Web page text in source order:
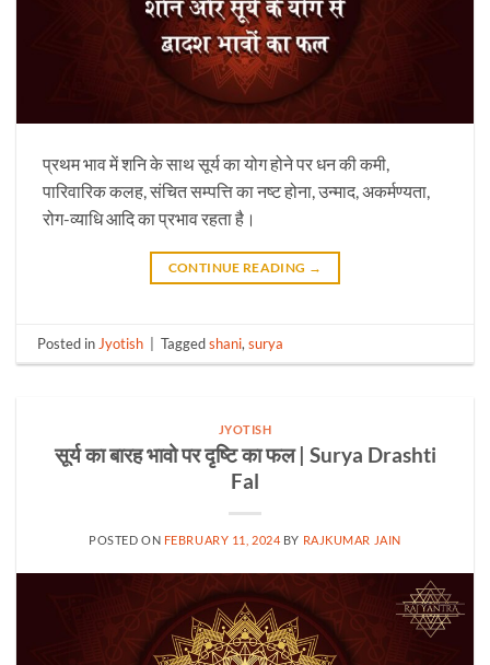
प्रथम भाव में शनि के साथ सूर्य का योग होने पर धन की कमी,
पारिवारिक कलह, संचित सम्पत्ति का नष्ट होना, उन्माद, अकर्मण्यता,
रोग-व्याधि आदि का प्रभाव रहता है।
CONTINUE READING →
Posted in Jyotish | Taggedshani,surya
JYOTISH
सूर्य का बारह भावो पर दृष्टि का फल | Surya Drashti
Fal
POSTED ON FEBRUARY 11, 2024 BY RAJKUMAR JAIN